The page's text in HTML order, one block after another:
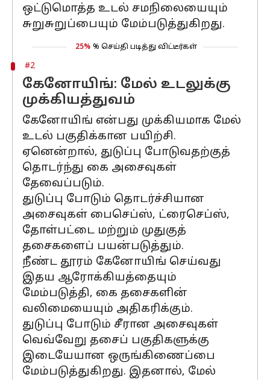
ஒட்டுமொத்த உடல் சமநிலையையும்
சுறுசுறுப்பையும் மேம்படுத்துகிறது.
25% % செய்தி படித்து விட்டீர்கள்
#2
கேனோயிங்: மேல் உடலுக்கு
முக்கியத்துவம்
கேனோயிங் என்பது முக்கியமாக மேல்
உடல் பகுதிக்கான பயிற்சி.
ஏனென்றால், துடுப்பு போடுவதற்குத்
தொடர்ந்து கை அசைவுகள்
தேவைப்படும்.
துடுப்பு போடும் தொடர்ச்சியான
அசைவுகள் பைசெப்ஸ், ட்ரைசெப்ஸ்,
தோள்பட்டை மற்றும் முதுகுத்
தசைகளைப் பயன்படுத்தும்.
நீண்ட தூரம் கேனோயிங் செய்வது
இதய ஆரோக்கியத்தையும்
மேம்படுத்தி, கை தசைகளின்
வலிமையையும் அதிகரிக்கும்.
துடுப்பு போடும் சீரான அசைவுகள்
வெவ்வேறு தசைப் பகுதிகளுக்கு
இடையேயான ஒருங்கிணைப்பை
மேம்படுத்துகிறது. இதனால், மேல்